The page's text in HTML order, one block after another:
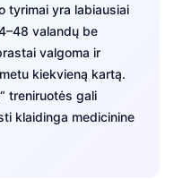
tyrimai yra labiausiai
valandų be
valgoma ir
kiekvieną kartą.
treniruotės gali
klaidinga medicinine